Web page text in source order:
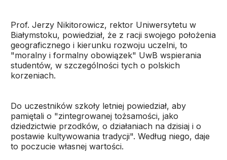
Prof. Jerzy Nikitorowicz, rektor Uniwersytetu w
Białymstoku, powiedział, że z racji swojego położenia
geograficznego i kierunku rozwoju uczelni, to
"moralny i formalny obowiązek" UwB wspierania
studentów, w szczególności tych o polskich
korzeniach.
Do uczestników szkoły letniej powiedział, aby
pamiętali o "zintegrowanej tożsamości, jako
dziedzictwie przodków, o działaniach na dzisiaj i o
postawie kultywowania tradycji". Według niego, daje
to poczucie własnej wartości.